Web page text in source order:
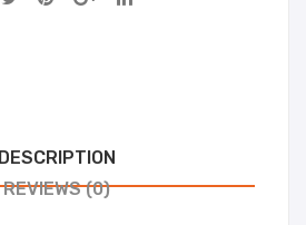
DESCRIPTION
REVIEWS (0)